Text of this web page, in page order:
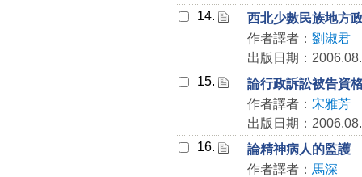
14.
西北少數民族地方
作者譯者： 劉淑君
出版日期：
15.
論行政訴訟被告資
作者譯者： 宋雅芳
出版日期：
16.
論精神病人的監護
作者譯者： 馬深